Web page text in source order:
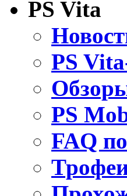
PS Vita
PS
PS
FAQ